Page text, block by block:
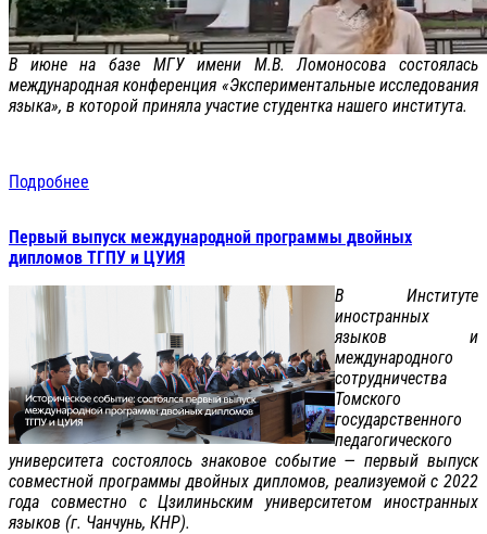
В июне на базе МГУ имени М.В. Ломоносова состоялась
международная конференция «Экспериментальные исследования
языка», в которой приняла участие студентка нашего института.
Подробнее
Первый выпуск международной программы двойных
дипломов ТГПУ и ЦУИЯ
В Институте
иностранных
языков и
международного
сотрудничества
Томского
государственного
педагогического
университета состоялось знаковое событие — первый выпуск
совместной программы двойных дипломов, реализуемой с 2022
года совместно с Цзилиньским университетом иностранных
языков (г. Чанчунь, КНР).